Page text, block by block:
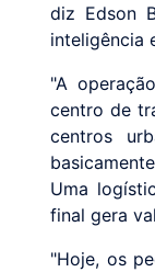
diz Edson
inteligência
"A
centro de
centros
Uma
final gera
"Hoje, os